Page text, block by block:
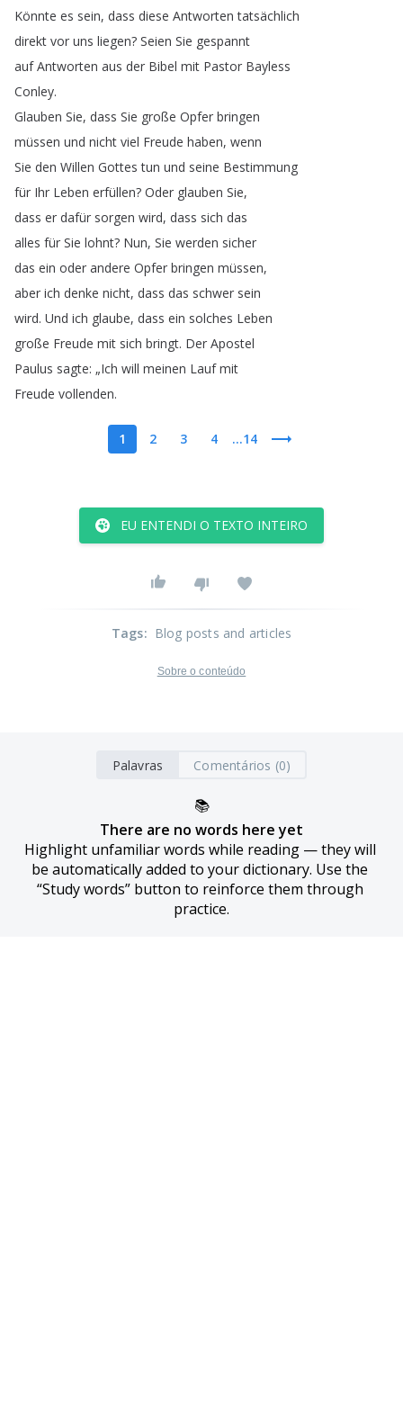
Könnte es sein, dass diese Antworten tatsächlich
direkt vor uns liegen? Seien Sie gespannt
auf Antworten aus der Bibel mit Pastor Bayless
Conley.
Glauben Sie, dass Sie große Opfer bringen
müssen und nicht viel Freude haben, wenn
Sie den Willen Gottes tun und seine Bestimmung
für Ihr Leben erfüllen? Oder glauben Sie,
dass er dafür sorgen wird, dass sich das
alles für Sie lohnt? Nun, Sie werden sicher
das ein oder andere Opfer bringen müssen,
aber ich denke nicht, dass das schwer sein
wird. Und ich glaube, dass ein solches Leben
große Freude mit sich bringt. Der Apostel
Paulus sagte: „Ich will meinen Lauf mit
Freude vollenden.
1 2 3 4 ...14
EU ENTENDI O TEXTO INTEIRO
Tags: Blog posts and articles
Sobre o conteúdo
Palavras Comentários (0)
📚
There are no words here yet
Highlight unfamiliar words while reading — they will
be automatically added to your dictionary. Use the
“Study words” button to reinforce them through
practice.